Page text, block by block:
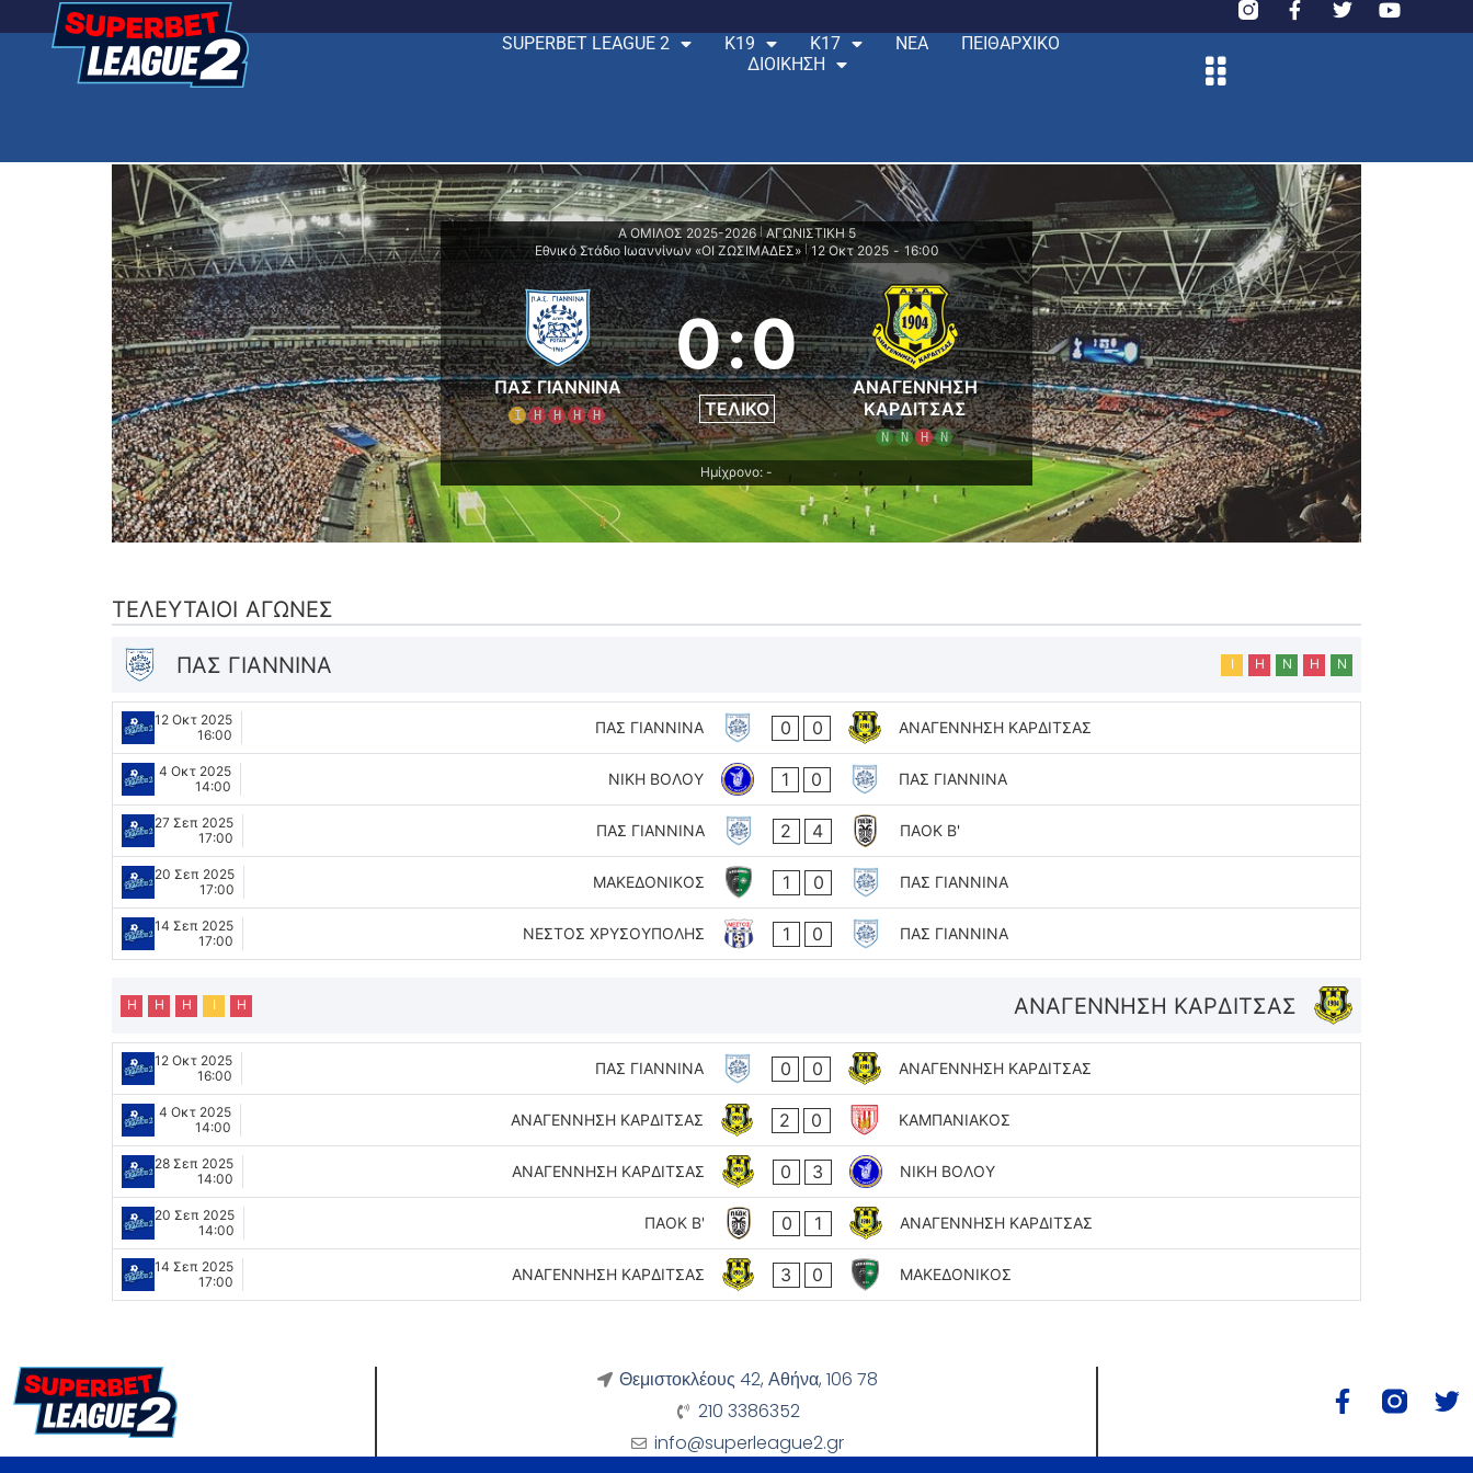
SUPERBET LEAGUE 2 Κ19 Κ17 ΝΕΑ
ΠΕΙΘΑΡΧΙΚΟ
ΔΙΟΙΚΗΣΗ
Α ΟΜΙΛΟΣ 2025-2026
ΑΓΩΝΙΣΤΙΚΗ 5
Εθνικό Στάδιο Ιωαννίνων «ΟΙ ΖΩΣΙΜΑΔΕΣ» 12 Οκτ 2025 - 16:00
ΠΑΣ ΓΙΑΝΝΙΝΑ
Ι Η Η Η Η
0:0
ΤΕΛΙΚΌ
ΑΝΑΓΕΝΝΗΣΗ
ΚΑΡΔΙΤΣΑΣ
Ν Ν Η Ν
Ημίχρονο: -
ΤΕΛΕΥΤΑΊΟΙ ΑΓΏΝΕΣ
ΠΑΣ ΓΙΑΝΝΙΝΑ Ι Η Ν Η Ν
12 Οκτ 2025
16:00
ΠΑΣ ΓΙΑΝΝΙΝΑ 0 0 ΑΝΑΓΕΝΝΗΣΗ ΚΑΡΔΙΤΣΑΣ
4 Οκτ 2025
14:00
ΝΙΚΗ ΒΟΛΟΥ 1 0 ΠΑΣ ΓΙΑΝΝΙΝΑ
27 Σεπ 2025
17:00
ΠΑΣ ΓΙΑΝΝΙΝΑ 2 4 ΠΑΟΚ Β'
20 Σεπ 2025
17:00
ΜΑΚΕΔΟΝΙΚΟΣ 1 0 ΠΑΣ ΓΙΑΝΝΙΝΑ
14 Σεπ 2025
17:00
ΝΕΣΤΟΣ ΧΡΥΣΟΥΠΟΛΗΣ 1 0 ΠΑΣ ΓΙΑΝΝΙΝΑ
ΑΝΑΓΕΝΝΗΣΗ ΚΑΡΔΙΤΣΑΣ
Η Η Η Ι Η
12 Οκτ 2025
16:00
ΠΑΣ ΓΙΑΝΝΙΝΑ 0 0 ΑΝΑΓΕΝΝΗΣΗ ΚΑΡΔΙΤΣΑΣ
4 Οκτ 2025
14:00
ΑΝΑΓΕΝΝΗΣΗ ΚΑΡΔΙΤΣΑΣ 2 0 ΚΑΜΠΑΝΙΑΚΟΣ
28 Σεπ 2025
14:00
ΑΝΑΓΕΝΝΗΣΗ ΚΑΡΔΙΤΣΑΣ 0 3 ΝΙΚΗ ΒΟΛΟΥ
20 Σεπ 2025
14:00
ΠΑΟΚ Β' 0 1 ΑΝΑΓΕΝΝΗΣΗ ΚΑΡΔΙΤΣΑΣ
14 Σεπ 2025
17:00
ΑΝΑΓΕΝΝΗΣΗ ΚΑΡΔΙΤΣΑΣ 3 0 ΜΑΚΕΔΟΝΙΚΟΣ
Θεμιστοκλέους 42, Αθήνα, 106 78
210 3386352
info@superleague2.gr